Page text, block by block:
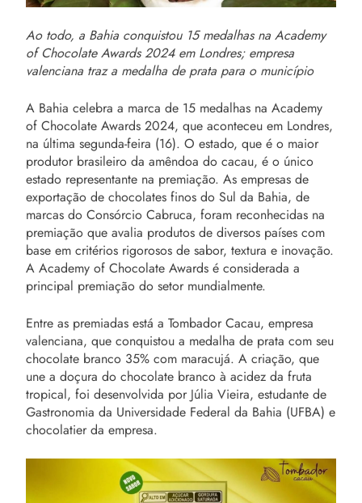
Ao todo, a Bahia conquistou 15 medalhas na Academy
of Chocolate Awards 2024 em Londres; empresa
valenciana traz a medalha de prata para o município
A Bahia celebra a marca de 15 medalhas na Academy
of Chocolate Awards 2024, que aconteceu em Londres,
na última segunda-feira (16). O estado, que é o maior
produtor brasileiro da amêndoa do cacau, é o único
estado representante na premiação. As empresas de
exportação de chocolates finos do Sul da Bahia, de
marcas do Consórcio Cabruca, foram reconhecidas na
premiação que avalia produtos de diversos países com
base em critérios rigorosos de sabor, textura e inovação.
A Academy of Chocolate Awards é considerada a
principal premiação do setor mundialmente.
Entre as premiadas está a Tombador Cacau, empresa
valenciana, que conquistou a medalha de prata com seu
chocolate branco 35% com maracujá. A criação, que
une a doçura do chocolate branco à acidez da fruta
tropical, foi desenvolvida por Júlia Vieira, estudante de
Gastronomia da Universidade Federal da Bahia (UFBA) e
chocolatier da empresa.